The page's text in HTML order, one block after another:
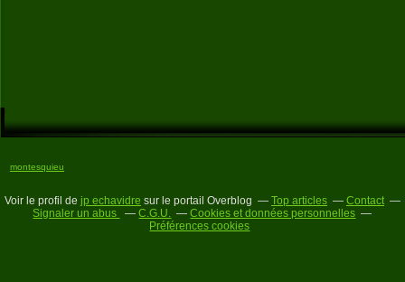
montesquieu
Voir le profil de jp echavidre sur le portail Overblog Top articles
Contact
Signaler un abus
C.G.U.
Cookies et données personnelles
Préférences cookies